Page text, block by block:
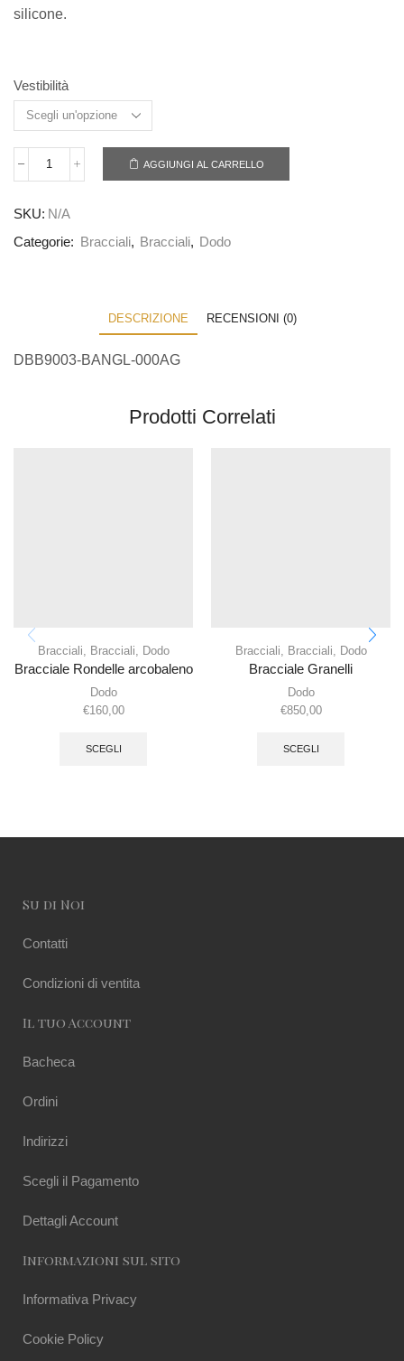
silicone.
Vestibilità
AGGIUNGI AL CARRELLO
SKU: N/A
Categorie:
Bracciali, Bracciali, Dodo
DESCRIZIONE RECENSIONI (0)
DBB9003-BANGL-000AG
Prodotti Correlati
Bracciali, Bracciali, Dodo
Bracciale Rondelle arcobaleno
Dodo
€160,00
SCEGLI
Bracciali, Bracciali, Dodo
Bracciale Granelli
Dodo
€850,00
SCEGLI
Su di Noi
Contatti
Condizioni di ventita
Il tuo Account
Bacheca
Ordini
Indirizzi
Scegli il Pagamento
Dettagli Account
Informazioni sul sito
Informativa Privacy
Cookie Policy